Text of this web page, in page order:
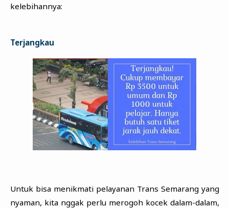
kelebihannya:
Terjangkau
Untuk bisa menikmati pelayanan Trans Semarang yang
nyaman, kita nggak perlu merogoh kocek dalam-dalam,